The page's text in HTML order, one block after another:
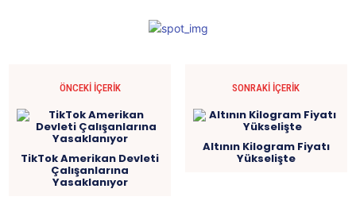
ÖNCEKI İÇERIK
TikTok Amerikan Devleti
Çalışanlarına
Yasaklanıyor
SONRAKI İÇERIK
Altının Kilogram Fiyatı
Yükselişte